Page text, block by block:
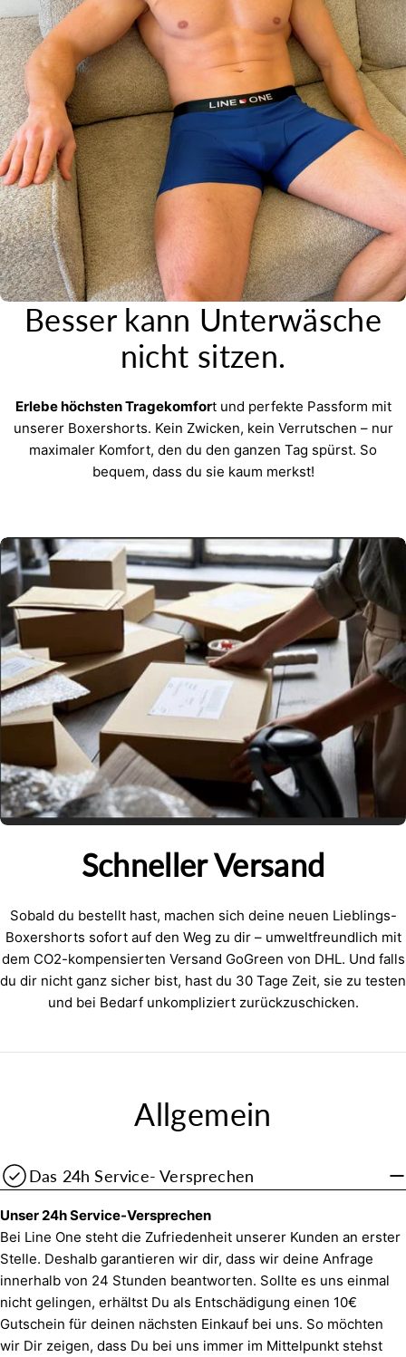
Besser kann Unterwäsche
nicht sitzen.
Erlebe höchsten Tragekomfort und perfekte Passform mit
unserer Boxershorts. Kein Zwicken, kein Verrutschen – nur
maximaler Komfort, den du den ganzen Tag spürst. So
bequem, dass du sie kaum merkst!
Schneller Versand
Sobald du bestellt hast, machen sich deine neuen Lieblings-
Boxershorts sofort auf den Weg zu dir – umweltfreundlich mit
dem CO2-kompensierten Versand GoGreen von DHL. Und falls
du dir nicht ganz sicher bist, hast du 30 Tage Zeit, sie zu testen
und bei Bedarf unkompliziert zurückzuschicken.
Allgemein
Das 24h Service- Versprechen
Unser 24h Service-Versprechen
Bei Line One steht die Zufriedenheit unserer Kunden an erster
Stelle. Deshalb garantieren wir dir, dass wir deine Anfrage
innerhalb von 24 Stunden beantworten. Sollte es uns einmal
nicht gelingen, erhältst Du als Entschädigung einen 10€
Gutschein für deinen nächsten Einkauf bei uns. So möchten
wir Dir zeigen, dass Du bei uns immer im Mittelpunkt stehst